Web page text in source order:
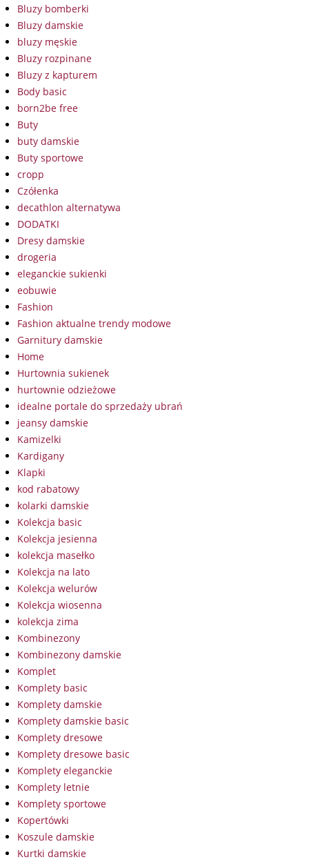
Bluzy bomberki
Bluzy damskie
bluzy męskie
Bluzy rozpinane
Bluzy z kapturem
Body basic
born2be free
Buty
buty damskie
Buty sportowe
cropp
Czółenka
decathlon alternatywa
DODATKI
Dresy damskie
drogeria
eleganckie sukienki
eobuwie
Fashion
Fashion aktualne trendy modowe
Garnitury damskie
Home
Hurtownia sukienek
hurtownie odzieżowe
idealne portale do sprzedaży ubrań
jeansy damskie
Kamizelki
Kardigany
Klapki
kod rabatowy
kolarki damskie
Kolekcja basic
Kolekcja jesienna
kolekcja masełko
Kolekcja na lato
Kolekcja welurów
Kolekcja wiosenna
kolekcja zima
Kombinezony
Kombinezony damskie
Komplet
Komplety basic
Komplety damskie
Komplety damskie basic
Komplety dresowe
Komplety dresowe basic
Komplety eleganckie
Komplety letnie
Komplety sportowe
Kopertówki
Koszule damskie
Kurtki damskie